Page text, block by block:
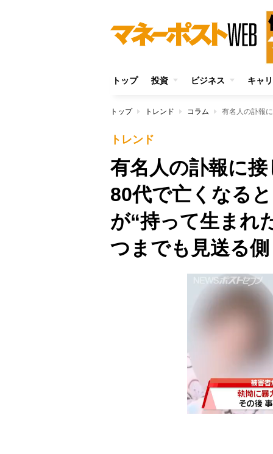
トップ 投資 ビジネス キャ
トップ トレンド コラム
トレンド
有名人の訃報に
80代で亡くなる
が“持って生まれ
つまでも見送る